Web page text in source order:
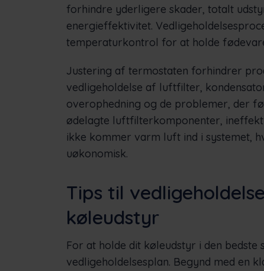
forhindre yderligere skader, totalt
energieffektivitet.
temperaturkontrol for at holde
Justering af termostaten forhindrer
vedligeholdelse af luftfilter,
overophedning og de problemer, der
ødelagte luftfilterkomponenter,
ikke kommer varm luft ind i systemet,
uøkonomisk.
Tips til
køleudstyr
For at holde dit køleudstyr i den bedste
vedligeholdelsesplan. Begynd med en